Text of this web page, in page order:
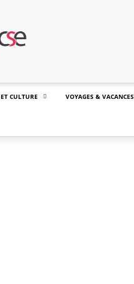
CULTURE VOYAGES & VACANCES